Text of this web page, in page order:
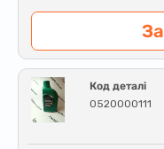
Код деталі
0520000111